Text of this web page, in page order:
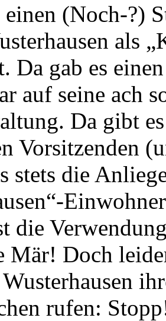
(Noch-?)
als
Da gab es
auf seine ach
Da gibt
Vorsitzenden
stets die
die
Mär! Doch
rufen: